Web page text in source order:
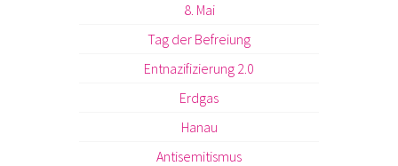
8. Mai
Tag der Befreiung
Entnazifizierung 2.0
Erdgas
Hanau
Antisemitismus